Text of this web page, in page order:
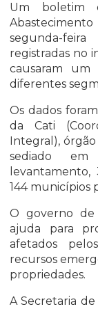
Um boletim
segunda-
registradas no
causaram
diferentes
Os dados
da Cati
Integral),
sediado
levantamento,
144 municípios
O governo
ajuda para
afetados
recursos
propriedades.
A Secretaria